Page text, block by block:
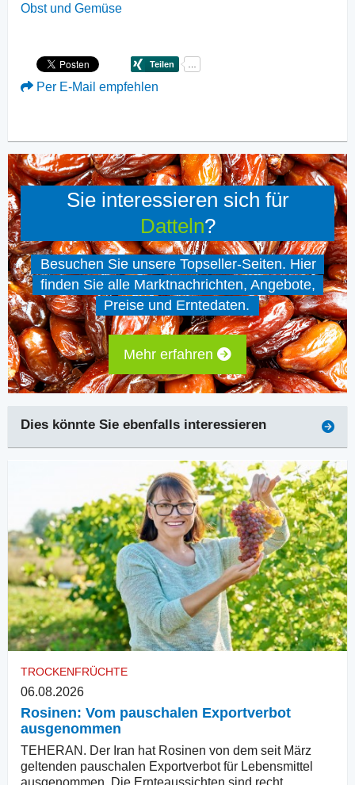
Obst und Gemüse
Per E-Mail empfehlen
Sie interessieren sich für
Datteln?
Besuchen Sie unsere Topseller-Seiten. Hier
finden Sie alle Marktnachrichten, Angebote,
Preise und Erntedaten.
Mehr erfahren
Dies könnte Sie ebenfalls interessieren
TROCKENFRÜCHTE
06.08.2026
Rosinen: Vom pauschalen Exportverbot
ausgenommen
TEHERAN. Der Iran hat Rosinen von dem seit März
geltenden pauschalen Exportverbot für Lebensmittel